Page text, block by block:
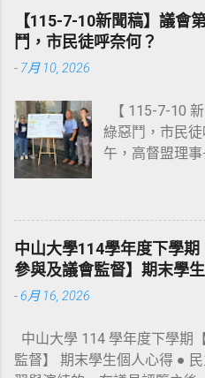
https://reurl.cc/
法。 《高雄市
案》已於去（
6 會期）由湯
合作事業自治
22 日，由黃柏
去（ 114 ）年
開第二次公聽
https://reurl.cc/
6 會期）由林智
會（ 108 年）
在議會走過公
後在大會二讀
【115-7-10新聞稿】議會
鬥，市民徒呼奈何？
- 7月 10, 2026
【 115-7-10
綠惡鬥，市民
午，高督盟理事
報告》，共選
及 4 位【待觀
期高雄市議會
首先解釋本次評
的原因：首先，
議員發言內容
的閱讀時間，
中山大學114學年度下學
參與及議會監督】期末學
-6月 16, 2026
中山大學 114 學年度下學期
監督】 期末學生個人心得 ●